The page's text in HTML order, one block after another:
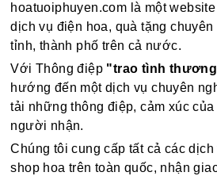
hoatuoiphuyen.com là một
dịch vụ điện hoa, quà tặng
tỉnh, thành phố trên cả nước.
Với Thông điệp "trao tình
hướng đến một dịch vụ chuyên
tải những thông điệp, cảm xúc
người nhận.
Chúng tôi cung cấp tất cả các
shop hoa trên toàn quốc, nhận